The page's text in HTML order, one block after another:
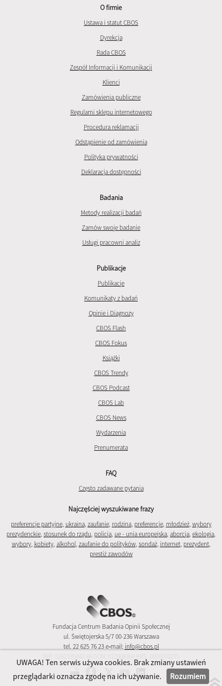
UWAGA! Ten serwis używa cookies. Brak zmiany ustawień
przeglądarki oznacza zgodę na ich używanie.
Rozumiem
O firmie
Ustawa i statut CBOS
Dyrekcja
Rada CBOS
Zespół Informacji i Komunikacji
Klienci
Zamówienia publiczne
Regulami sklepu internetowego
Procedura reklamacji
Odstąpienie od zamówienia
Polityka prywatności
Deklaracja dostępności
Badania
Metody realizacji badań
Zamów swoje badanie
Usługi pracowni analiz
Publikacje
Publikacje
Komunikaty z badań
Opinie i Diagnozy
CBOS Flash
CBOS Fokus
Książki
CBOS Trendy
CBOS Podcast
CBOS Lab
CBOS News
Wydarzenia
Prenumerata
FAQ
Często zadawane pytania
Najczęściej wyszukiwane frazy
preferencje partyjne, ukraina, zaufanie, rodzina, preferencje, młodzież, wybory
prezydenckie, stosunek do rządu, policja, ue - unia europejska, aborcja, ekologia,
wybory, kobiety, alkohol, zaufanie do polityków, sondaż, internet, prezydent,
prestiż zawodów
Fundacja Centrum Badania Opinii Społecznej
ul. Świętojerska 5/7 00-236 Warszawa
tel. 22 625 76 23 e‑mail: info@cbos.pl